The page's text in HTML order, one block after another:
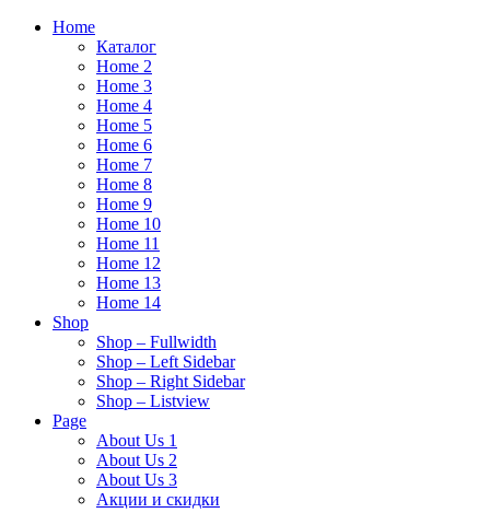
Home
Каталог
Home 2
Home 3
Home 4
Home 5
Home 6
Home 7
Home 8
Home 9
Home 10
Home 11
Home 12
Home 13
Home 14
Shop
Shop – Fullwidth
Shop – Left Sidebar
Shop – Right Sidebar
Shop – Listview
Page
About Us 1
About Us 2
About Us 3
Акции и скидки